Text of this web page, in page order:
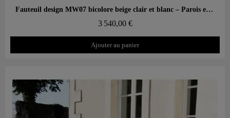
Aperçu rapide Fauteuil design MW07 bicolore beige clair et blanc – Parois en PMMA coulé, assise en mousse alvéolaire
3 540,00 €
Ajouter au panier